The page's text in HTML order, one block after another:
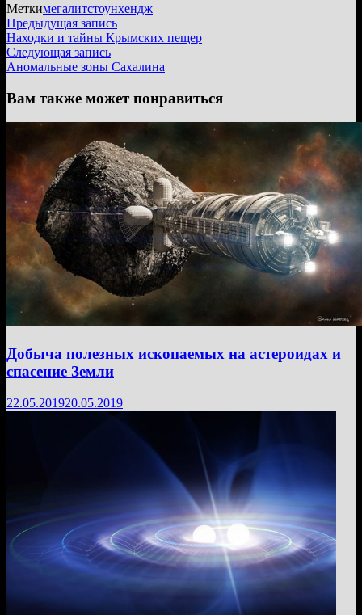
Меткимегалитстоунхендж
Навигация
по
записям
Предыдущая записьПредыдущая
запись:
Находки и тайны Крымских пещер
Следующая записьСледующая
запись:
Аномальные зоны Сахалина
Вам также может понравиться
Добыча полезных ископаемых на астероидах и
спасение Земли
22.05.201920.05.2019